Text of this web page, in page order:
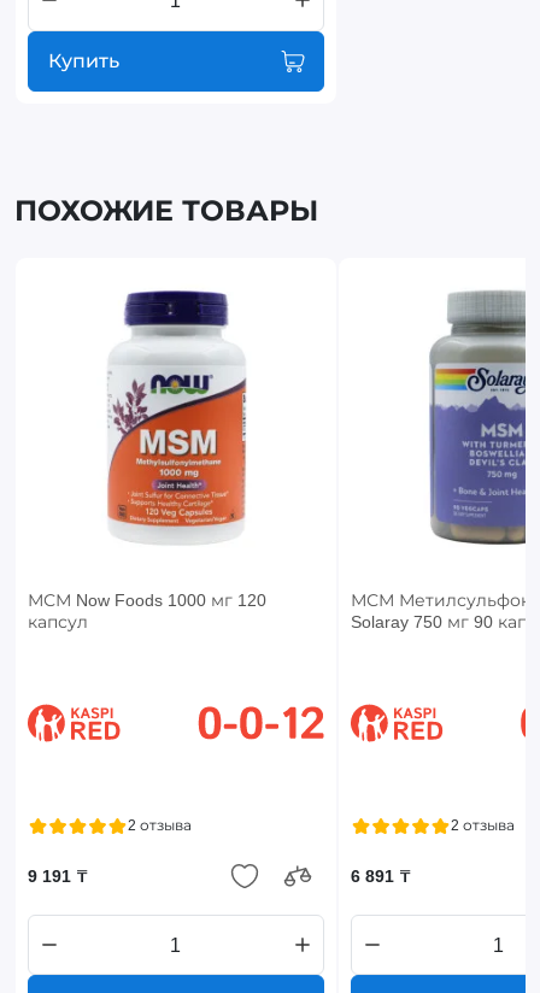
Купить
ПОХОЖИЕ ТОВАРЫ
МСМ Now Foods 1000 мг 120
капсул
2 отзыва
9 191 ₸
МСМ
Solaray 750 мг 90
2 отзыва
6 891 ₸